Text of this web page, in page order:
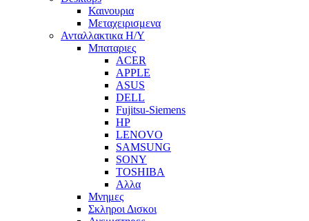
Καινουρια
Μεταχειρισμενα
Ανταλλακτικα H/Y
Μπαταριες
ACER
APPLE
ASUS
DELL
Fujitsu-Siemens
HP
LENOVO
SAMSUNG
SONY
TOSHIBA
Αλλα
Μνημες
Σκληροι Δισκοι